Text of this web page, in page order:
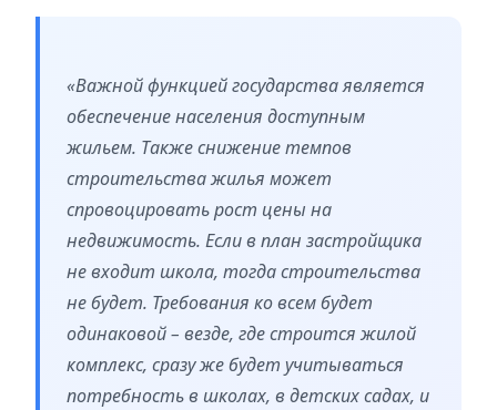
«Важной функцией государства является
обеспечение населения доступным
жильем. Также снижение темпов
строительства жилья может
спровоцировать рост цены на
недвижимость. Если в план застройщика
не входит школа, тогда строительства
не будет. Требования ко всем будет
одинаковой – везде, где строится жилой
комплекс, сразу же будет учитываться
потребность в школах, в детских садах, и